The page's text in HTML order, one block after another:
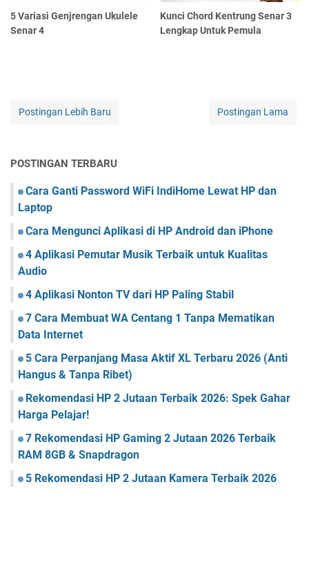
5 Variasi Genjrengan Ukulele
Senar 4
Kunci Chord Kentrung Senar 3
Lengkap Untuk Pemula
Postingan Lebih Baru Postingan Lama
POSTINGAN TERBARU
Cara Ganti Password WiFi IndiHome Lewat HP dan
Laptop
Cara Mengunci Aplikasi di HP Android dan iPhone
4 Aplikasi Pemutar Musik Terbaik untuk Kualitas
Audio
4 Aplikasi Nonton TV dari HP Paling Stabil
7 Cara Membuat WA Centang 1 Tanpa Mematikan
Data Internet
5 Cara Perpanjang Masa Aktif XL Terbaru 2026 (Anti
Hangus & Tanpa Ribet)
Rekomendasi HP 2 Jutaan Terbaik 2026: Spek Gahar
Harga Pelajar!
7 Rekomendasi HP Gaming 2 Jutaan 2026 Terbaik
RAM 8GB & Snapdragon
5 Rekomendasi HP 2 Jutaan Kamera Terbaik 2026